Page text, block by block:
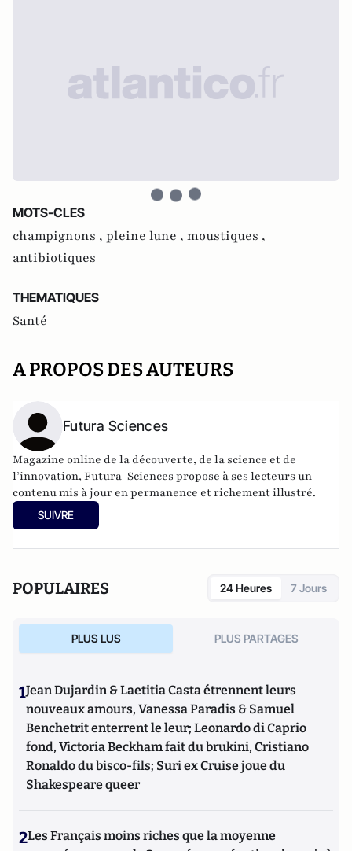
MOTS-CLES
champignons , pleine lune , moustiques ,
antibiotiques
THEMATIQUES
Santé
A PROPOS DES AUTEURS
Futura Sciences
Magazine online de la découverte, de la science et de
l’innovation, Futura-Sciences propose à ses lecteurs un
contenu mis à jour en permanence et richement illustré.
SUIVRE
POPULAIRES 24 Heures 7 Jours
PLUS LUS PLUS PARTAGES
1Jean Dujardin & Laetitia Casta étrennent leurs
nouveaux amours, Vanessa Paradis & Samuel
Benchetrit enterrent le leur; Leonardo di Caprio
fond, Victoria Beckham fait du brukini, Cristiano
Ronaldo du bisco-fils; Suri ex Cruise joue du
Shakespeare queer
2Les Français moins riches que la moyenne